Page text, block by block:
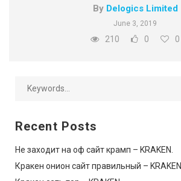
By Delogics Limited
June 3, 2019
210 0 0
Recent Posts
Не заходит на оф сайт крамп – KRAKEN.
Кракен онион сайт правильный – KRAKEN.